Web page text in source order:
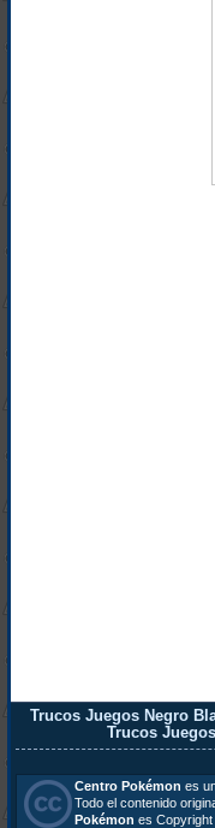
Trucos Juegos Negro
Trucos
Centro Pokémon es
Todo el contenido
Pokémon es